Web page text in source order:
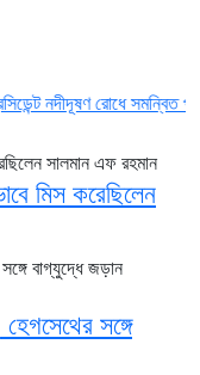
রোধে সমন্বিত পদক্ষেপ
মিস করেছিলেন
সঙ্গে